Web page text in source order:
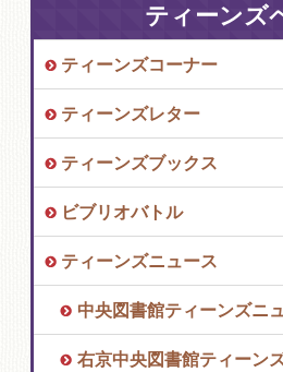
ティーンズ
ティーンズコーナー
ティーンズレター
ティーンズブックス
ビブリオバトル
ティーンズニュース
中央図書館ティーンズニ
右京中央図書館ティーン